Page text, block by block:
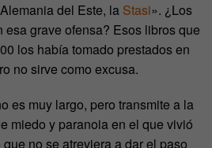
del Este, la Stasi». ¿Los
esa grave ofensa? Esos libros que
los había tomado prestados en
no sirve como excusa.
es muy largo, pero transmite a la
miedo y paranoia en el que vivió
no se atreviera a dar el paso